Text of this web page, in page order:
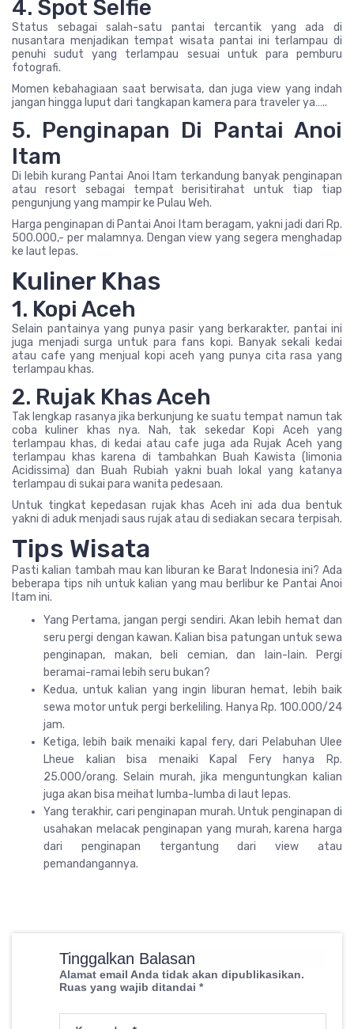
4. Spot Selfie
Status sebagai salah-satu pantai tercantik yang ada di
nusantara menjadikan tempat wisata pantai ini terlampau di
penuhi sudut yang terlampau sesuai untuk para pemburu
fotografi.
Momen kebahagiaan saat berwisata, dan juga view yang indah
jangan hingga luput dari tangkapan kamera para traveler ya…..
5. Penginapan Di Pantai Anoi
Itam
Di lebih kurang Pantai Anoi Itam terkandung banyak penginapan
atau resort sebagai tempat berisitirahat untuk tiap tiap
pengunjung yang mampir ke Pulau Weh.
Harga penginapan di Pantai Anoi Itam beragam, yakni jadi dari Rp.
500.000,- per malamnya. Dengan view yang segera menghadap
ke laut lepas.
Kuliner Khas
1. Kopi Aceh
Selain pantainya yang punya pasir yang berkarakter, pantai ini
juga menjadi surga untuk para fans kopi. Banyak sekali kedai
atau cafe yang menjual kopi aceh yang punya cita rasa yang
terlampau khas.
2. Rujak Khas Aceh
Tak lengkap rasanya jika berkunjung ke suatu tempat namun tak
coba kuliner khas nya. Nah, tak sekedar Kopi Aceh yang
terlampau khas, di kedai atau cafe juga ada Rujak Aceh yang
terlampau khas karena di tambahkan Buah Kawista (limonia
Acidissima) dan Buah Rubiah yakni buah lokal yang katanya
terlampau di sukai para wanita pedesaan.
Untuk tingkat kepedasan rujak khas Aceh ini ada dua bentuk
yakni di aduk menjadi saus rujak atau di sediakan secara terpisah.
Tips Wisata
Pasti kalian tambah mau kan liburan ke Barat Indonesia ini? Ada
beberapa tips nih untuk kalian yang mau berlibur ke Pantai Anoi
Itam ini.
Yang Pertama, jangan pergi sendiri. Akan lebih hemat dan
seru pergi dengan kawan. Kalian bisa patungan untuk sewa
penginapan, makan, beli cemian, dan lain-lain. Pergi
beramai-ramai lebih seru bukan?
Kedua, untuk kalian yang ingin liburan hemat, lebih baik
sewa motor untuk pergi berkeliling. Hanya Rp. 100.000/24
jam.
Ketiga, lebih baik menaiki kapal fery, dari Pelabuhan Ulee
Lheue kalian bisa menaiki Kapal Fery hanya Rp.
25.000/orang. Selain murah, jika menguntungkan kalian
juga akan bisa meihat lumba-lumba di laut lepas.
Yang terakhir, cari penginapan murah. Untuk penginapan di
usahakan melacak penginapan yang murah, karena harga
dari penginapan tergantung dari view atau
pemandangannya.
Tinggalkan Balasan
Alamat email Anda tidak akan dipublikasikan.
Ruas yang wajib ditandai *